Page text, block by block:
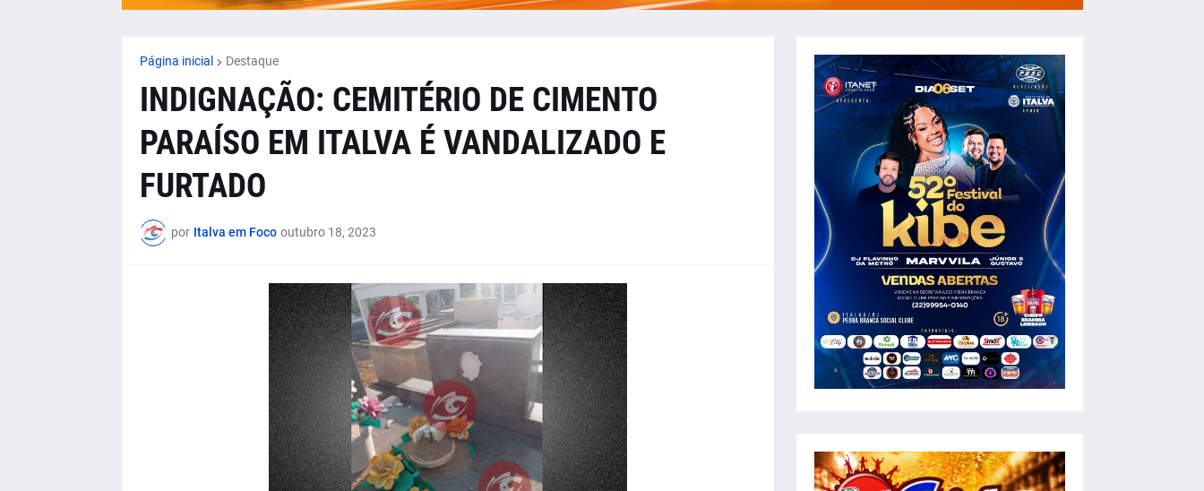
Página inicial Destaque
INDIGNAÇÃO: CEMITÉRIO DE CIMENTO
PARAÍSO EM ITALVA É VANDALIZADO E
FURTADO
por Italva em Foco outubro 18, 2023